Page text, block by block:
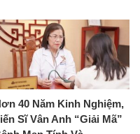
40 Năm Kinh Nghiệm,
Sĩ Vân Anh “Giải Mã”